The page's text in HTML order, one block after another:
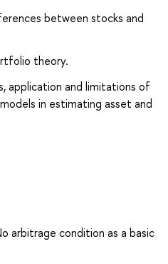
between stocks and
theory.
application and limitations of
in estimating asset and
arbitrage condition as a basic